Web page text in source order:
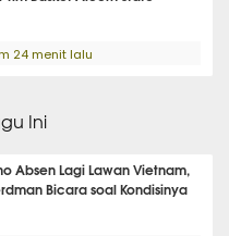
24 menit lalu
Ini
Absen Lagi Lawan Vietnam,
Bicara soal Kondisinya